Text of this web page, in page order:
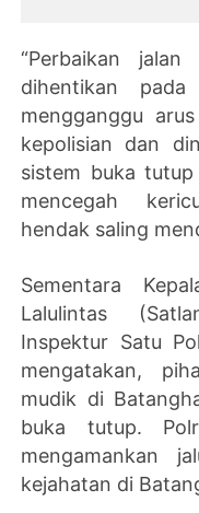
“Perbaikan
dihentikan
mengganggu
kepolisian dan
sistem buka
mencegah
hendak saling
Sementara
Lalulintas
Inspektur Satu
mengatakan,
mudik di
buka tutup.
mengamankan
kejahatan di